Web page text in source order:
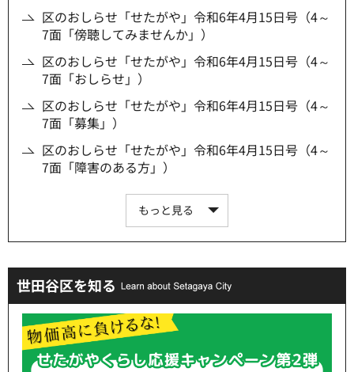
区のおしらせ「せたがや」令和6年4月15日号（4～
7面「傍聴してみませんか」）
区のおしらせ「せたがや」令和6年4月15日号（4～
7面「おしらせ」）
区のおしらせ「せたがや」令和6年4月15日号（4～
7面「募集」）
区のおしらせ「せたがや」令和6年4月15日号（4～
7面「障害のある方」）
もっと見る
世田谷区を知る